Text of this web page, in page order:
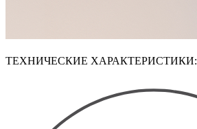
ТЕХНИЧЕСКИЕ ХАРАКТЕРИСТИКИ: